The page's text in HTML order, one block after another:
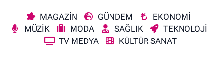
MAGAZİN GÜNDEM
EKONOMİ
MÜZİK
MODA SAĞLIK
TEKNOLOJİ
TV MEDYA
KÜLTÜR SANAT